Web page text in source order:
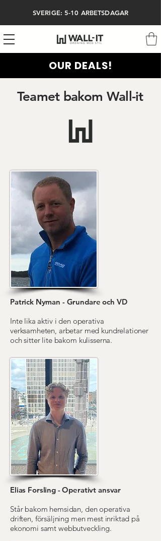
SVERIGE: 5-10 ARBETSDAGAR
OUR DEALS!
Teamet bakom Wall-it
Patrick Nyman - Grundare och VD
Inte lika aktiv i den operativa
verksamheten, arbetar med kundrelationer
och sitter lite bakom kulisserna.
Elias Forsling - Operativt ansvar
Står bakom hemsidan, den operativa
driften, försäljning men mest inriktad på
ekonomi samt webbutveckling.